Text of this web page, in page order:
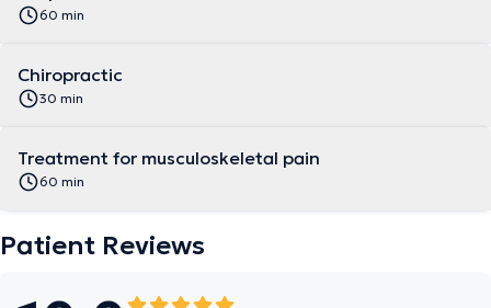
60 min
Chiropractic
30 min
Treatment for musculoskeletal pain
60 min
Patient Reviews